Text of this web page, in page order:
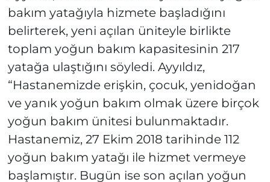
bakım yatağıyla hizmete başladığını
belirterek, yeni açılan üniteyle birlikte
toplam yoğun bakım kapasitesinin 217
yatağa ulaştığını söyledi. Ayyıldız,
“Hastanemizde erişkin, çocuk, yenidoğan
ve yanık yoğun bakım olmak üzere birçok
yoğun bakım ünitesi bulunmaktadır.
Hastanemiz, 27 Ekim 2018 tarihinde 112
yoğun bakım yatağı ile hizmet vermeye
başlamıştır. Bugün ise son açılan yoğun